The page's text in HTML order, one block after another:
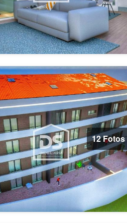
12 Fotos